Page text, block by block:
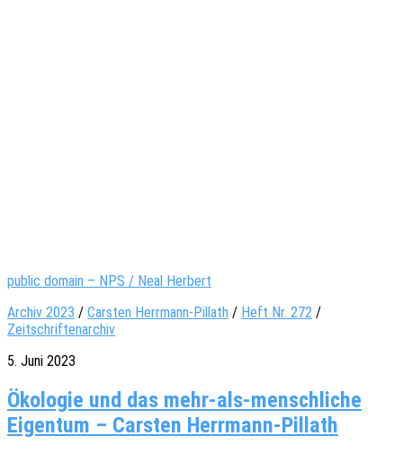
public domain – NPS / Neal Herbert
Archiv 2023 / Carsten Herrmann-Pillath / Heft Nr. 272 /
Zeitschriftenarchiv
5. Juni 2023
Ökologie und das mehr-als-menschliche
Eigentum – Carsten Herrmann-Pillath